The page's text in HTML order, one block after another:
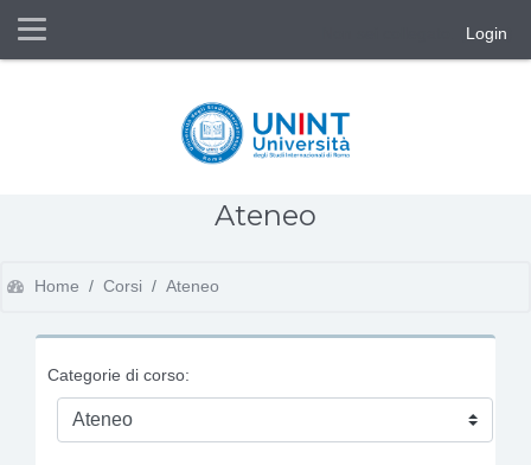
Pannello laterale Login
Ateneo
Home Corsi Ateneo
Categorie di corso: